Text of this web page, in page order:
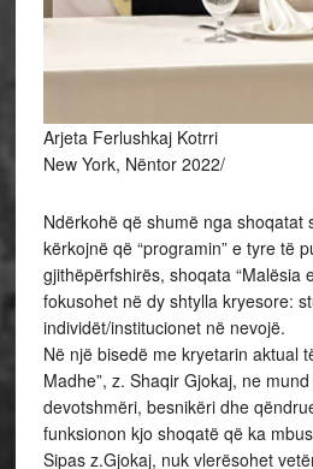
Arjeta Ferlushkaj Kotrri
New York, Nëntor 2022/
Ndërkohë që shumë nga shoqatat
kërkojnë që “programin” e tyre të
gjithëpërfshirës, shoqata “Malësia
fokusohet në dy shtylla kryesore:
individët/institucionet në nevojë.
Në një bisedë me kryetarin aktual
Madhe”, z. Shaqir Gjokaj, ne
devotshmëri, besnikëri dhe
funksionon kjo shoqatë që ka
Sipas z.Gjokaj, nuk vlerësohet